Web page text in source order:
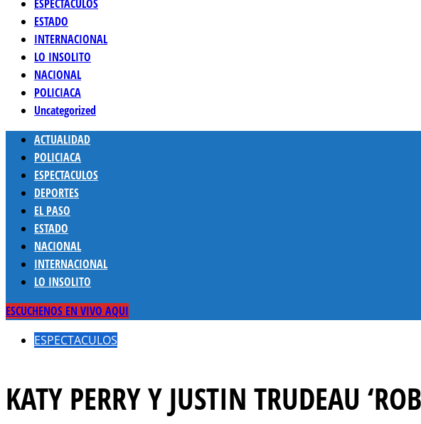
ESPECTACULOS
ESTADO
INTERNACIONAL
LO INSOLITO
NACIONAL
POLICIACA
Uncategorized
Menú
principal
ACTUALIDAD
POLICIACA
ESPECTACULOS
DEPORTES
EL PASO
ESTADO
NACIONAL
INTERNACIONAL
LO INSOLITO
ESCUCHENOS EN VIVO AQUI
ESPECTACULOS
KATY PERRY Y JUSTIN TRUDEAU